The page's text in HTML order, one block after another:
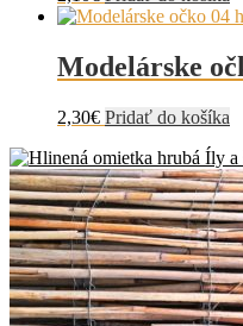
Modelárske
2,30€ Pridať do košíka
Íly a